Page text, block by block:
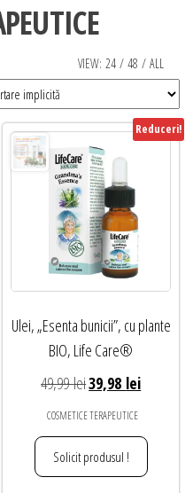
VIEW: 24 / 48 / ALL
Reduceri!
Ulei, „Esenta bunicii”, cu plante
BIO, Life Care®
49,99leiPrețul
inițial
a
fost:
49,99 lei.
39,98 leiPrețul
este:
COSMETICE TERAPEUTICE
Solicit produsul !